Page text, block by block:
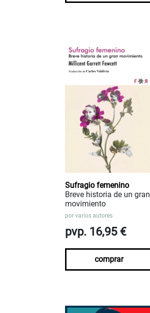
Sufragio femenino
Breve historia de un gran
movimiento
por varios autores
pvp. 16,95 €
comprar